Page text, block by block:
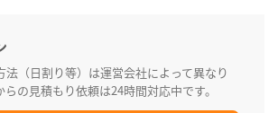
法（日割り等）は運営会社によって異なり
の見積もり依頼は24時間対応中です。